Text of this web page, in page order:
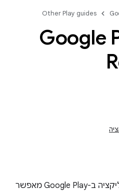
Other Play guides
Google
ה-API לשליחת ביקורת באפליקציה ב-Google Play מאפשר